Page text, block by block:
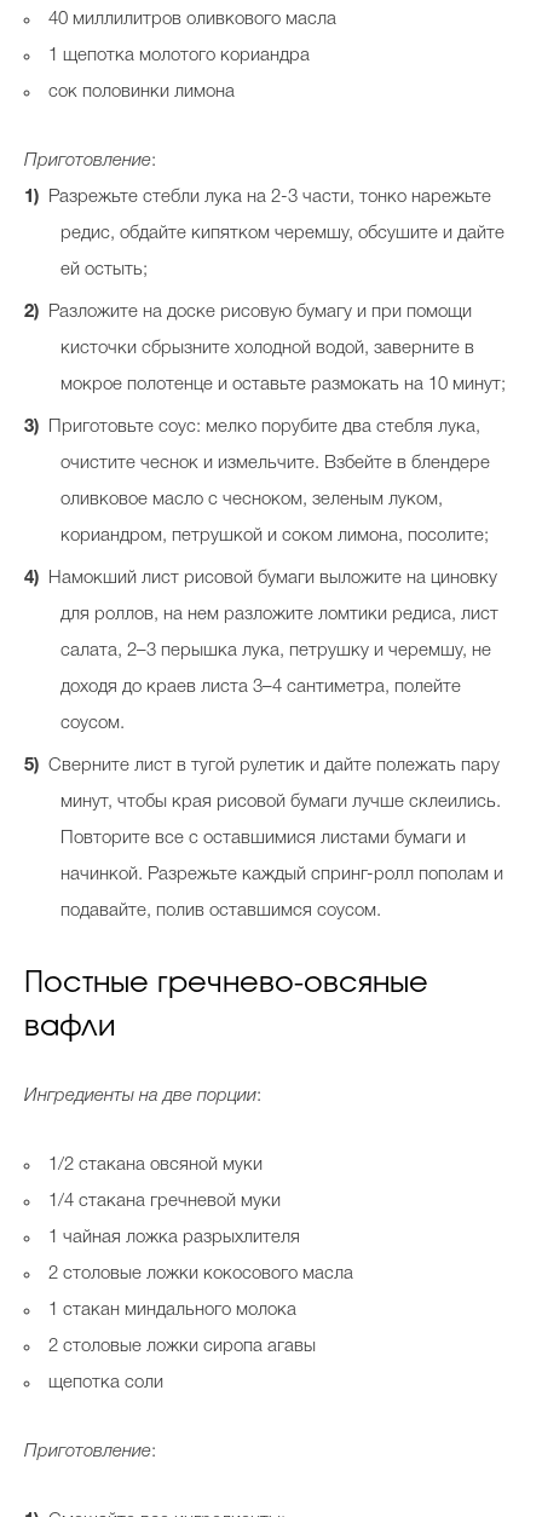
40 миллилитров оливкового масла
1 щепотка молотого кориандра
сок половинки лимона
Приготовление:
Разрежьте стебли лука на 2-3 части, тонко нарежьте
редис, обдайте кипятком черемшу, обсушите и дайте
ей остыть;
Разложите на доске рисовую бумагу и при помощи
кисточки сбрызните холодной водой, заверните в
мокрое полотенце и оставьте размокать на 10 минут;
Приготовьте соус: мелко порубите два стебля лука,
очистите чеснок и измельчите. Взбейте в блендере
оливковое масло с чесноком, зеленым луком,
кориандром, петрушкой и соком лимона, посолите;
Намокший лист рисовой бумаги выложите на циновку
для роллов, на нем разложите ломтики редиса, лист
салата, 2–3 перышка лука, петрушку и черемшу, не
доходя до краев листа 3–4 сантиметра, полейте
соусом.
Сверните лист в тугой рулетик и дайте полежать пару
минут, чтобы края рисовой бумаги лучше склеились.
Повторите все с оставшимися листами бумаги и
начинкой. Разрежьте каждый спринг-ролл пополам и
подавайте, полив оставшимся соусом.
Постные гречнево-овсяные
вафли
Ингредиенты на две порции:
1/2 стакана овсяной муки
1/4 стакана гречневой муки
1 чайная ложка разрыхлителя
2 столовые ложки кокосового масла
1 стакан миндального молока
2 столовые ложки сиропа агавы
щепотка соли
Приготовление: